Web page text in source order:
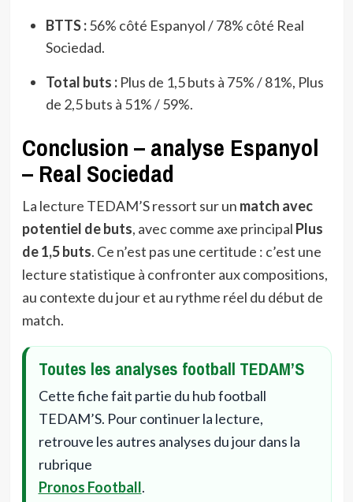
BTTS :56% côté Espanyol / 78% côté Real
Sociedad.
Total buts :Plus de 1,5 buts à 75% / 81%, Plus
de 2,5 buts à 51% / 59%.
Conclusion – analyse Espanyol
– Real Sociedad
La lecture TEDAM’S ressort sur un match avec
potentiel de buts, avec comme axe principal Plus
de 1,5 buts. Ce n’est pas une certitude : c’est une
lecture statistique à confronter aux compositions,
au contexte du jour et au rythme réel du début de
match.
Toutes les analyses football TEDAM’S
Cette fiche fait partie du hub football
TEDAM’S. Pour continuer la lecture,
retrouve les autres analyses du jour dans la
rubrique
Pronos Football.